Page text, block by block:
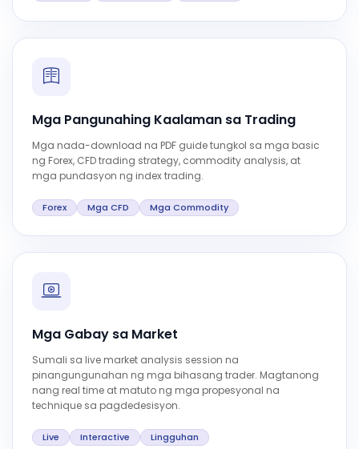
Mga Pangunahing Kaalaman sa Trading
Mga nada-download na PDF guide tungkol sa mga basic
ng Forex, CFD trading strategy, commodity analysis, at
mga pundasyon ng index trading.
Forex Mga CFD Mga Commodity
Mga Gabay sa Market
Sumali sa live market analysis session na
pinangungunahan ng mga bihasang trader. Magtanong
nang real time at matuto ng mga propesyonal na
technique sa pagdedesisyon.
Live Interactive Lingguhan